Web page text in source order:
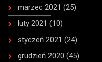
marzec 2021 (25)
luty 2021 (10)
styczeń 2021 (24)
grudzień 2020 (45)